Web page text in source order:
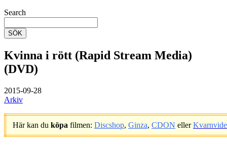
Search
SÖK
Kvinna i rött (Rapid Stream Media)
(DVD)
2015-09-28
Arkiv
Här kan du köpa filmen: Discshop, Ginza, CDON eller